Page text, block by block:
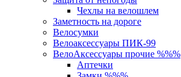
Чехлы на велошлем
Заметность на дороге
Велосумки
Велоаксессуары ПИК-99
ВелоАксессуары прочие %%%
Аптечки